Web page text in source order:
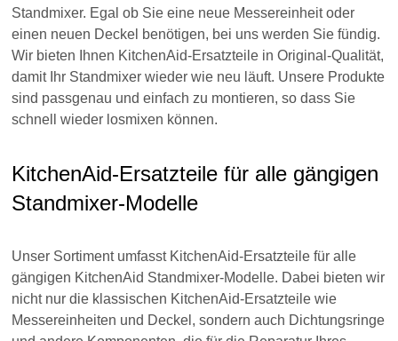
Standmixer. Egal ob Sie eine neue Messereinheit oder
einen neuen Deckel benötigen, bei uns werden Sie fündig.
Wir bieten Ihnen KitchenAid-Ersatzteile in Original-Qualität,
damit Ihr Standmixer wieder wie neu läuft. Unsere Produkte
sind passgenau und einfach zu montieren, so dass Sie
schnell wieder losmixen können.
KitchenAid-Ersatzteile für alle gängigen
Standmixer-Modelle
Unser Sortiment umfasst KitchenAid-Ersatzteile für alle
gängigen KitchenAid Standmixer-Modelle. Dabei bieten wir
nicht nur die klassischen KitchenAid-Ersatzteile wie
Messereinheiten und Deckel, sondern auch Dichtungsringe